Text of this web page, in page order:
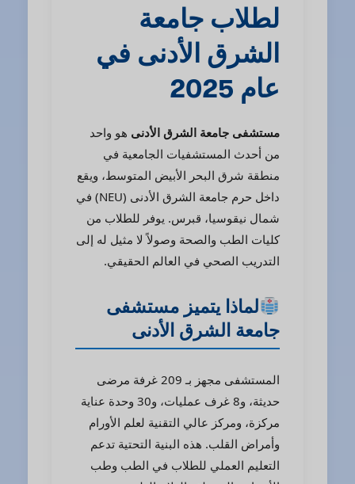
لطلاب جامعة
الشرق الأدنى في
عام 2025
مستشفى جامعة الشرق الأدنى هو واحد
من أحدث المستشفيات الجامعية في
منطقة شرق البحر الأبيض المتوسط، ويقع
داخل حرم جامعة الشرق الأدنى (NEU) في
شمال نيقوسيا، قبرس. يوفر للطلاب من
كليات الطب والصحة وصولاً لا مثيل له إلى
التدريب الصحي في العالم الحقيقي.
لماذا يتميز مستشفى
جامعة الشرق الأدنى
المستشفى مجهز بـ 209 غرفة مرضى
حديثة، و8 غرف عمليات، و30 وحدة عناية
مركزة، ومركز عالي التقنية لعلم الأورام
وأمراض القلب. هذه البنية التحتية تدعم
التعليم العملي للطلاب في الطب وطب